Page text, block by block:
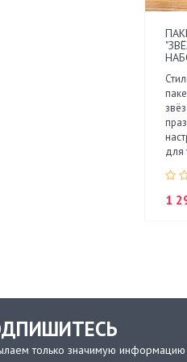
для
1
только значимую информацию